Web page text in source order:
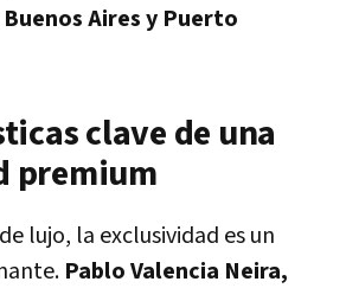
Buenos Aires y Puerto
clave de una
premium
lujo, la exclusividad es un
Pablo Valencia Neira,